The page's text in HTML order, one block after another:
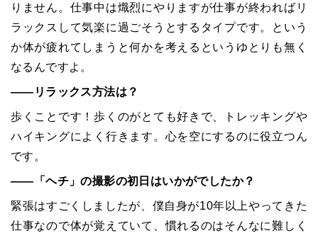
りません。仕事中は熾烈にやりますが仕事が終わればリ
ラックスして気楽に過ごそうとするタイプです。という
か体が疲れてしまうと何かを考えるというゆとりも無く
なるんですよ。
――リラックス方法は？
歩くことです！歩くのがとても好きで、トレッキングや
ハイキングによく行きます。心を空にするのに役立つん
です。
――「ヘチ」の撮影の初日はいかがでしたか？
緊張はすごくしましたが、僕自身が10年以上やってきた
仕事なので体が覚えていて、慣れるのはそんなに難しく